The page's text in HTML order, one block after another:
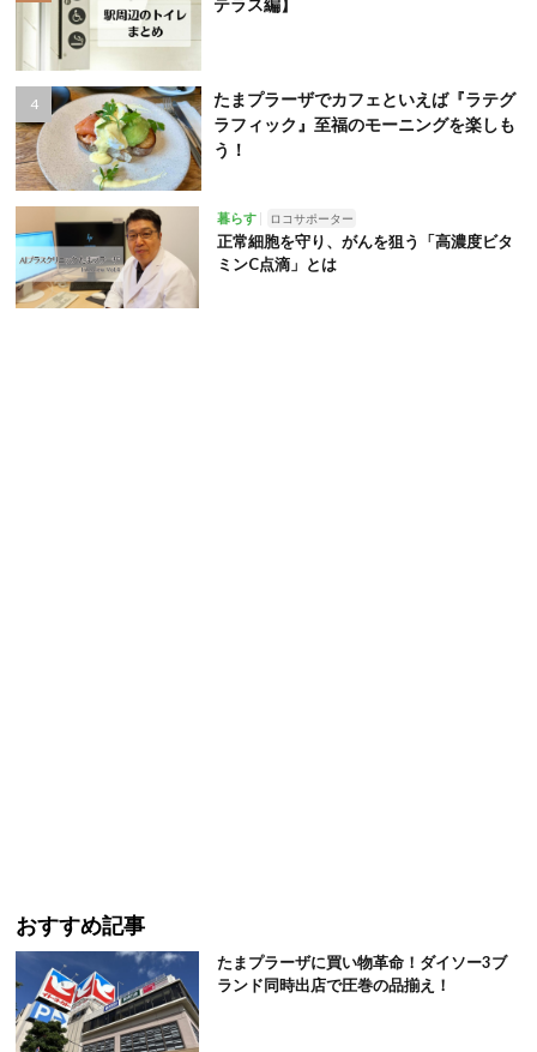
テラス編】
たまプラーザでカフェといえば『ラテグ
ラフィック』至福のモーニングを楽しも
う！
暮らす ロコサポーター
正常細胞を守り、がんを狙う「高濃度ビタ
ミンC点滴」とは
おすすめ記事
たまプラーザに買い物革命！ダイソー3ブ
ランド同時出店で圧巻の品揃え！